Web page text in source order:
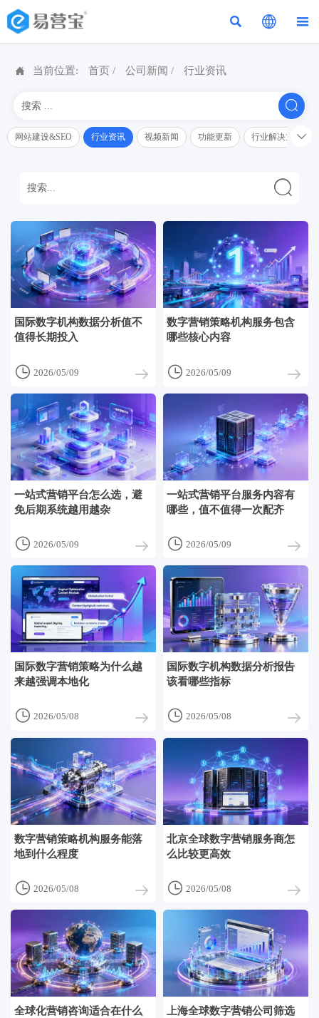
  
 当前位置: 首页 / 公司新闻 / 行业资讯

网站建设&SEO 行业资讯 视频新闻 功能更新 行业解决方案解读


国际数字机构数据分析值不
值得长期投入
 2026/05/09
数字营销策略机构服务包含
哪些核心内容
 2026/05/09
一站式营销平台怎么选，避
免后期系统越用越杂
 2026/05/09
一站式营销平台服务内容有
哪些，值不值得一次配齐
 2026/05/09
国际数字营销策略为什么越
来越强调本地化
 2026/05/08
国际数字机构数据分析报告
该看哪些指标
 2026/05/08
数字营销策略机构服务能落
地到什么程度
 2026/05/08
北京全球数字营销服务商怎
么比较更高效
 2026/05/08
全球化营销咨询适合在什么
上海全球数字营销公司筛选